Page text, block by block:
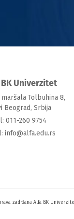
Univerzitet
Tolbuhina 8,
Beograd, Srbija
011-260 9754
info@alfa.edu.rs
zadržana Alfa BK